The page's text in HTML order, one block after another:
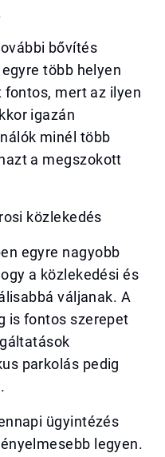
bővítés
több helyen
mert az ilyen
igazán
minél több
a megszokott
közlekedés
egyre nagyobb
a közlekedési és
váljanak. A
is fontos szerepet
parkolás pedig
ügyintézés
legyen.